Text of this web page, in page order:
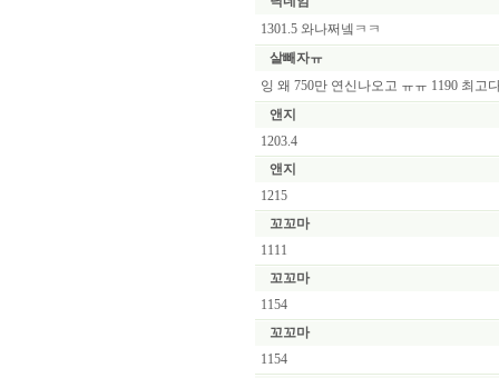
1301.5 와나쩌넼ㅋㅋ
살빼자ㅠ
잉 왜 750만 연신나오고 ㅠㅠ 1190 최고
앤지
1203.4
앤지
1215
꼬꼬마
1111
꼬꼬마
1154
꼬꼬마
1154